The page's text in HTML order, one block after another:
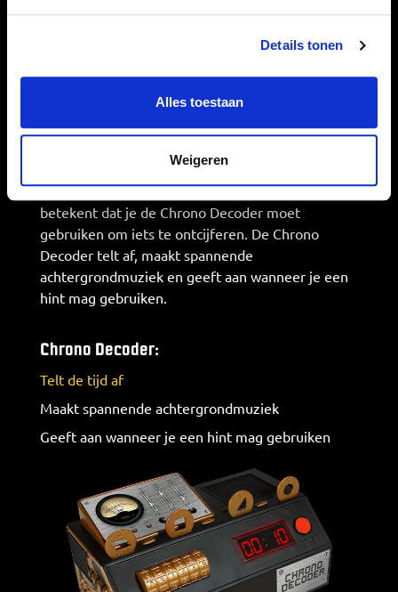
Details tonen
Alles toestaan
Weigeren
Chrono Decoder
Tijdens het spel zal je af en toe het ER logo
tegenkomen. Dit is belangrijke informatie! Het
betekent dat je de Chrono Decoder moet
gebruiken om iets te ontcijferen. De Chrono
Decoder telt af, maakt spannende
achtergrondmuziek en geeft aan wanneer je een
hint mag gebruiken.
Chrono Decoder:
Telt de tijd af
Maakt spannende achtergrondmuziek
Geeft aan wanneer je een hint mag gebruiken
00:10